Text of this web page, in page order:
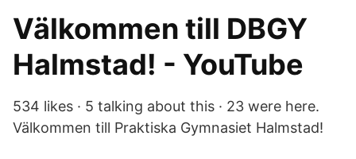
Välkommen till DBGY
Halmstad! - YouTube
534 likes · 5 talking about this · 23 were here.
Välkommen till Praktiska Gymnasiet Halmstad!